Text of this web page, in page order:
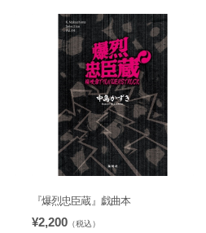
『爆烈忠臣蔵』戯曲本
¥2,200 （税込）